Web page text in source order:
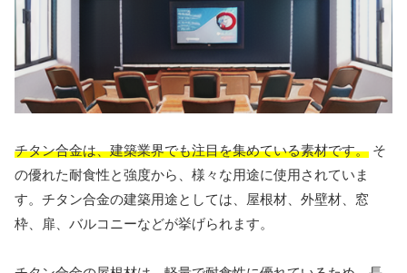
チタン合金は、建築業界でも注目を集めている素材です。 そ
の優れた耐食性と強度から、様々な用途に使用されていま
す。チタン合金の建築用途としては、屋根材、外壁材、窓
枠、扉、バルコニーなどが挙げられます。